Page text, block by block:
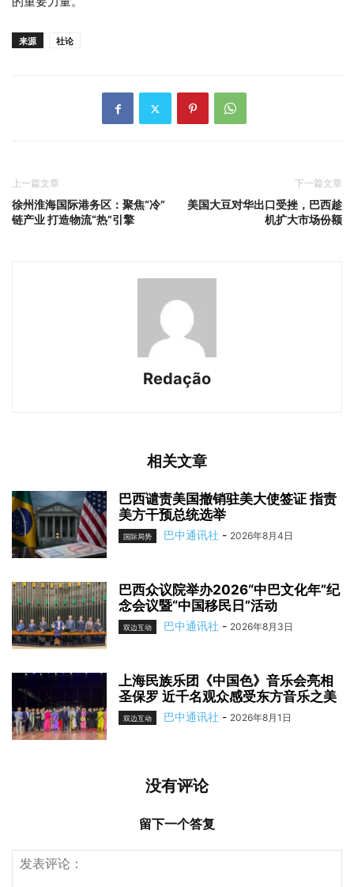
来源 社论
上一篇文章
徐州淮海国际港务区：聚焦“冷”
链产业 打造物流“热”引擎
下一篇文章
美国大豆对华出口受挫，巴西趁
机扩大市场份额
Redação
相关文章
巴西谴责美国撤销驻美大使签证 指责
美方干预总统选举
国际局势 巴中通讯社 - 2026年8月4日
巴西众议院举办2026“中巴文化年”纪
念会议暨“中国移民日”活动
双边互动 巴中通讯社 - 2026年8月3日
上海民族乐团《中国色》音乐会亮相
圣保罗 近千名观众感受东方音乐之美
双边互动 巴中通讯社 - 2026年8月1日
没有评论
留下一个答复